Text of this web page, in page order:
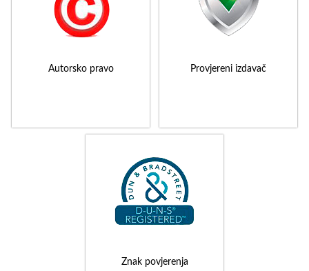
Autorsko pravo Provjereni izdavač
Znak povjerenja